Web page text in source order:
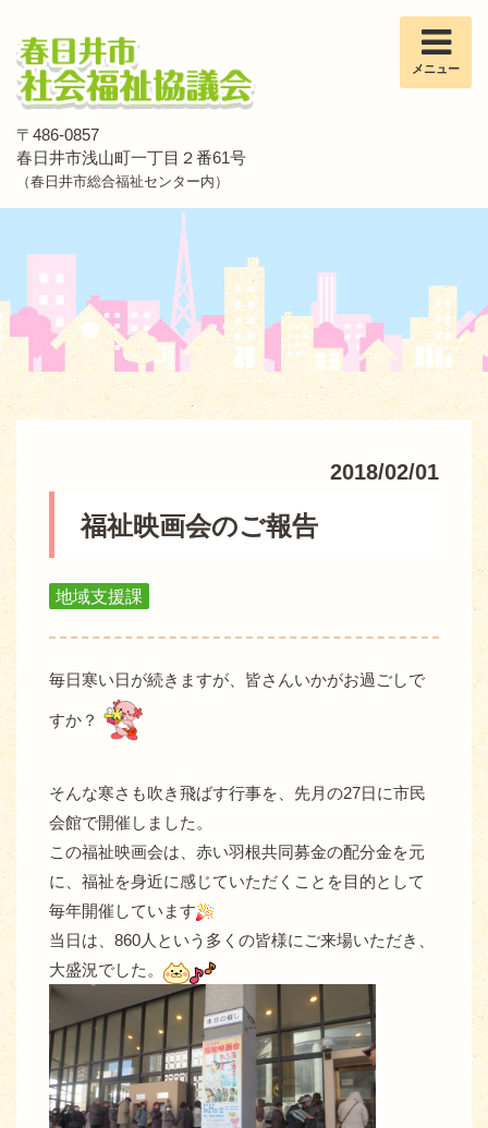
〒486-0857
春日井市浅山町一丁目２番61号
（春日井市総合福祉センター内）
メニュー
2018/02/01
福祉映画会のご報告
地域支援課
毎日寒い日が続きますが、皆さんいかがお過ごしで
すか？
そんな寒さも吹き飛ばす行事を、先月の27日に市民
会館で開催しました。
この福祉映画会は、赤い羽根共同募金の配分金を元
に、福祉を身近に感じていただくことを目的として
毎年開催しています
当日は、860人という多くの皆様にご来場いただき、
大盛況でした。